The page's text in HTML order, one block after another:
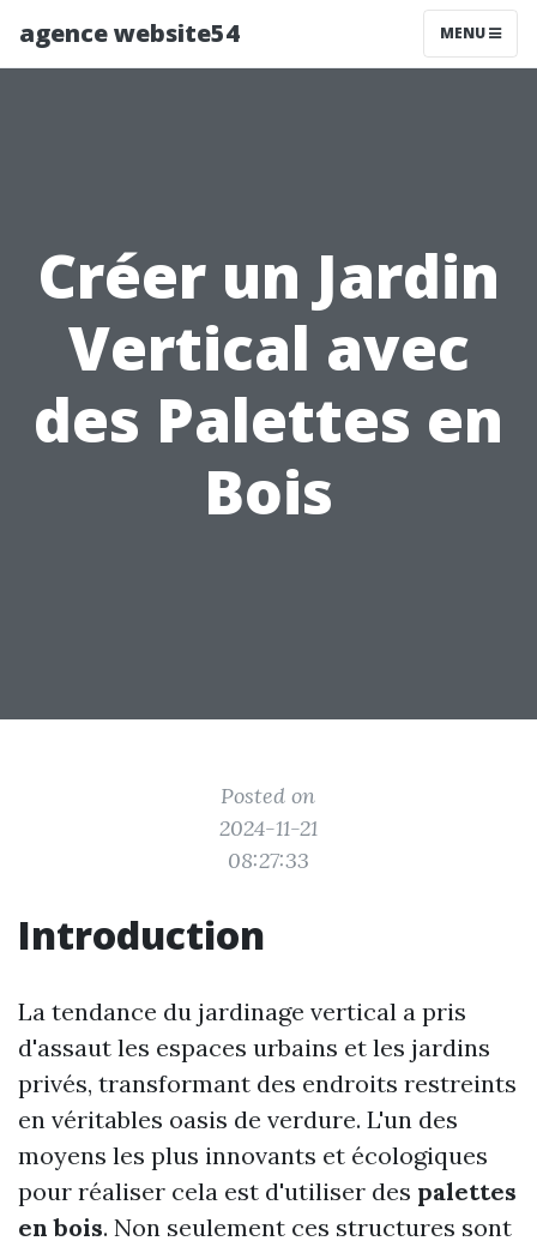
agence website54 MENU
Créer un Jardin
Vertical avec
des Palettes en
Bois
Posted on
2024-11-21
08:27:33
Introduction
La tendance du jardinage vertical a pris
d'assaut les espaces urbains et les jardins
privés, transformant des endroits restreints
en véritables oasis de verdure. L'un des
moyens les plus innovants et écologiques
pour réaliser cela est d'utiliser des palettes
en bois. Non seulement ces structures sont